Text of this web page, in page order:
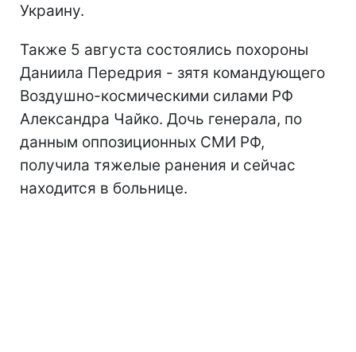
Украину.
Также 5 августа состоялись похороны
Даниила Передрия - зятя командующего
Воздушно-космическими силами РФ
Александра Чайко. Дочь генерала, по
данным оппозиционных СМИ РФ,
получила тяжелые ранения и сейчас
находится в больнице.